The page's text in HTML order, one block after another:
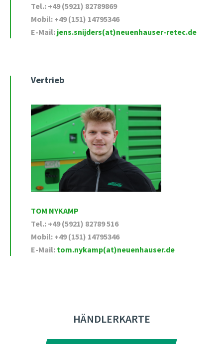
Tel.: +49 (5921) 82789869
Mobil: +49 (151) 14795346
E-Mail: jens.snijders(at)neuenhauser-retec.de
Vertrieb
TOM NYKAMP
Tel.: +49 (5921) 82789 516
Mobil: +49 (151) 14795346
E-Mail: tom.nykamp(at)neuenhauser.de
HÄNDLERKARTE